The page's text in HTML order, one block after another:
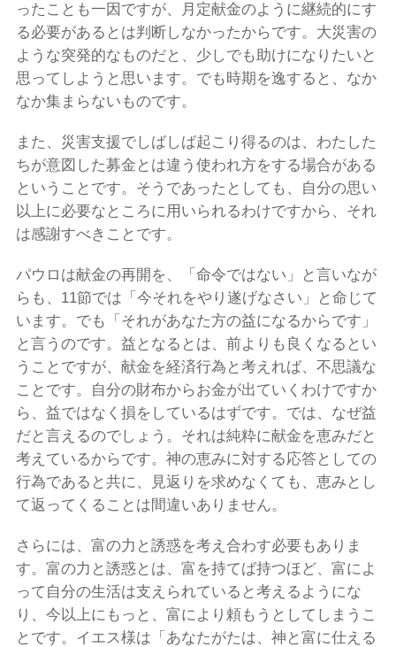
ったことも一因ですが、月定献金のように継続的にす
る必要があるとは判断しなかったからです。大災害の
ような突発的なものだと、少しでも助けになりたいと
思ってしようと思います。でも時期を逸すると、なか
なか集まらないものです。
また、災害支援でしばしば起こり得るのは、わたした
ちが意図した募金とは違う使われ方をする場合がある
ということです。そうであったとしても、自分の思い
以上に必要なところに用いられるわけですから、それ
は感謝すべきことです。
パウロは献金の再開を、「命令ではない」と言いなが
らも、11節では「今それをやり遂げなさい」と命じて
います。でも「それがあなた方の益になるからです」
と言うのです。益となるとは、前よりも良くなるとい
うことですが、献金を経済行為と考えれば、不思議な
ことです。自分の財布からお金が出ていくわけですか
ら、益ではなく損をしているはずです。では、なぜ益
だと言えるのでしょう。それは純粋に献金を恵みだと
考えているからです。神の恵みに対する応答としての
行為であると共に、見返りを求めなくても、恵みとし
て返ってくることは間違いありません。
さらには、富の力と誘惑を考え合わす必要もありま
す。富の力と誘惑とは、富を持てば持つほど、富によ
って自分の生活は支えられていると考えるようにな
り、今以上にもっと、富により頼もうとしてしまうこ
とです。イエス様は「あなたがたは、神と富に仕える